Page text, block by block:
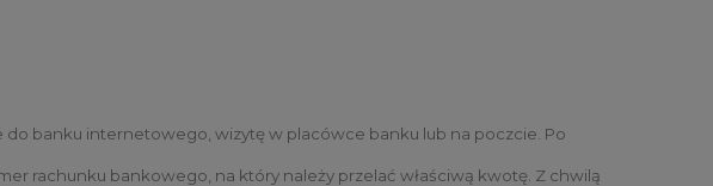
banku internetowego, wizytę w placówce banku lub na poczcie. Po
rachunku bankowego, na który należy przelać właściwą kwotę. Z chwilą